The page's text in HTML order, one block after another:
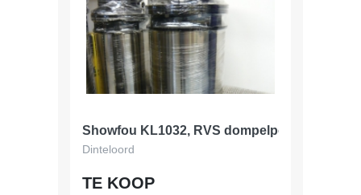
Showfou KL1032, RVS dompelpomp, 390
Dinteloord
TE KOOP